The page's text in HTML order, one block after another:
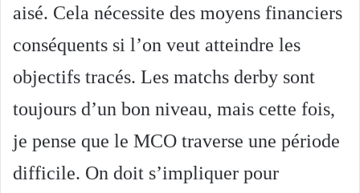
aisé. Cela nécessite des moyens financiers
conséquents si l’on veut atteindre les
objectifs tracés. Les matchs derby sont
toujours d’un bon niveau, mais cette fois,
je pense que le MCO traverse une période
difficile. On doit s’impliquer pour